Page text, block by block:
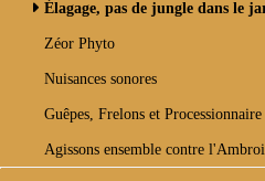
Élagage, pas de jungle dans le
Zéor Phyto
Nuisances sonores
Guêpes, Frelons et
Agissons ensemble contre